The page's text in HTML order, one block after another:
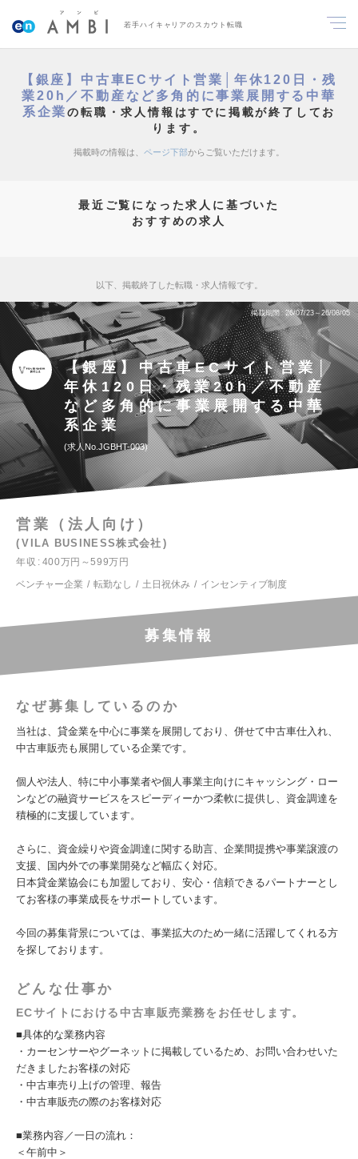
若手ハイキャリアのスカウト転職
【銀座】中古車ECサイト営業│年休120日・残
業20h／不動産など多角的に事業展開する中華
系企業の転職・求人情報はすでに掲載が終了してお
ります。
掲載時の情報は、 ページ下部からご覧いただけます。
最近ご覧になった求人に基づいた
おすすめの求人
以下、掲載終了した転職・求人情報です。
掲載期間 26/07/23～26/08/05
【銀座】中古車ECサイト営業│
年休120日・残業20h／不動産
など多角的に事業展開する中華
系企業
求人No.JGBHT-003
営業（法人向け）
VILA BUSINESS株式会社
年収
400万円～599万円
ベンチャー企業
転勤なし 土日祝休み インセンティブ制度
募集情報
なぜ募集しているのか
当社は、貸金業を中心に事業を展開しており、併せて中古車仕入れ、
中古車販売も展開している企業です。
個人や法人、特に中小事業者や個人事業主向けにキャッシング・ロー
ンなどの融資サービスをスピーディーかつ柔軟に提供し、資金調達を
積極的に支援しています。
さらに、資金繰りや資金調達に関する助言、企業間提携や事業譲渡の
支援、国内外での事業開発など幅広く対応。
日本貸金業協会にも加盟しており、安心・信頼できるパートナーとし
てお客様の事業成長をサポートしています。
今回の募集背景については、事業拡大のため一緒に活躍してくれる方
を探しております。
どんな仕事か
ECサイトにおける中古車販売業務をお任せします。
■具体的な業務内容
・カーセンサーやグーネットに掲載しているため、お問い合わせいた
だきましたお客様の対応
・中古車売り上げの管理、報告
・中古車販売の際のお客様対応
■業務内容／一日の流れ：
＜午前中＞